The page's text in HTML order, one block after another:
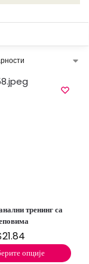
тренинг са
21.84
опције